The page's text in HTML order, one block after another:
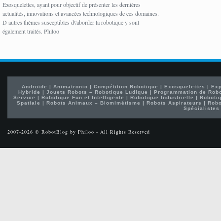
Exosquelettes, ayant pour objectif de présenter les dernières
actualités, innovations et avancées technologiques de ces domaines.
D autres thèmes susceptibles d\'aborder la robotique y sont
également traités. Philoo
Androïde | Animatronic | Compétition Robotique | Exosquelettes |
Hybride |Jouets Robots – Robotique Ludique |Programmation de
Service | Robotique Fun et Intelligente | Robotique Industrielle |
Spatiale | Robots Animaux – Biomimétisme | Robots Aspirateurs |
Spécialistes
2007-2026 © RobotBlog by Philoo - All Rights Reserved